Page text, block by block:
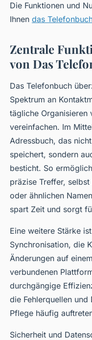
Die Funktionen und
Ihnen das
Zentrale
von Das
Das Telefonbuch
Spektrum an
tägliche Organisieren
vereinfachen. Im
Adressbuch, das
speichert, sondern
besticht. So
präzise Treffer,
oder ähnlichen
spart Zeit und sorgt
Eine weitere Stärke
Synchronisation, die
Änderungen auf
verbundenen
durchgängige
die Fehlerquellen
Pflege häufig
Sicherheit und